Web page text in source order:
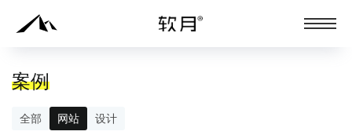
案例
全部 网站 设计